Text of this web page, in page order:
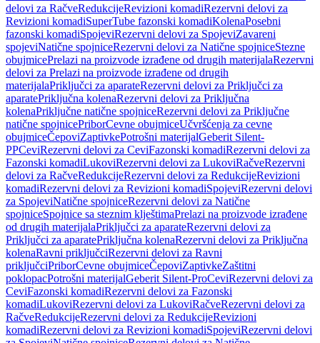
delovi za RačveRedukcijeRevizioni komadiRezervni delovi za
Revizioni komadiSuperTube fazonski komadiKolenaPosebni
fazonski komadiSpojeviRezervni delovi za SpojeviZavareni
spojeviNatične spojniceRezervni delovi za Natične spojniceStezne
obujmicePrelazi na proizvode izrađene od drugih materijalaRezervni
delovi za Prelazi na proizvode izrađene od drugih
materijalaPriključci za aparateRezervni delovi za Priključci za
aparatePriključna kolenaRezervni delovi za Priključna
kolenaPriključne natične spojniceRezervni delovi za Priključne
natične spojnicePriborCevne obujmiceUčvršćenja za cevne
obujmiceČepoviZaptivkePotrošni materijalGeberit Silent-
PPCeviRezervni delovi za CeviFazonski komadiRezervni delovi za
Fazonski komadiLukoviRezervni delovi za LukoviRačveRezervni
delovi za RačveRedukcijeRezervni delovi za RedukcijeRevizioni
komadiRezervni delovi za Revizioni komadiSpojeviRezervni delovi
za SpojeviNatične spojniceRezervni delovi za Natične
spojniceSpojnice sa steznim klještimaPrelazi na proizvode izrađene
od drugih materijalaPriključci za aparateRezervni delovi za
Priključci za aparatePriključna kolenaRezervni delovi za Priključna
kolenaRavni priključciRezervni delovi za Ravni
priključciPriborCevne obujmiceČepoviZaptivkeZaštitni
poklopacPotrošni materijalGeberit Silent-ProCeviRezervni delovi za
CeviFazonski komadiRezervni delovi za Fazonski
komadiLukoviRezervni delovi za LukoviRačveRezervni delovi za
RačveRedukcijeRezervni delovi za RedukcijeRevizioni
komadiRezervni delovi za Revizioni komadiSpojeviRezervni delovi